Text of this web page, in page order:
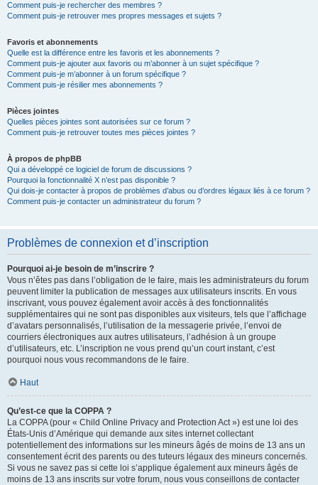
Comment puis-je rechercher des membres ?
Comment puis-je retrouver mes propres messages et sujets ?
Favoris et abonnements
Quelle est la différence entre les favoris et les abonnements ?
Comment puis-je ajouter aux favoris ou m’abonner à un sujet spécifique ?
Comment puis-je m’abonner à un forum spécifique ?
Comment puis-je résilier mes abonnements ?
Pièces jointes
Quelles pièces jointes sont autorisées sur ce forum ?
Comment puis-je retrouver toutes mes pièces jointes ?
À propos de phpBB
Qui a développé ce logiciel de forum de discussions ?
Pourquoi la fonctionnalité X n’est pas disponible ?
Qui dois-je contacter à propos de problèmes d’abus ou d’ordres légaux liés à ce forum ?
Comment puis-je contacter un administrateur du forum ?
Problèmes de connexion et d’inscription
Pourquoi ai-je besoin de m’inscrire ?
Vous n’êtes pas dans l’obligation de le faire, mais les administrateurs du forum
peuvent limiter la publication de messages aux utilisateurs inscrits. En vous
inscrivant, vous pouvez également avoir accès à des fonctionnalités
supplémentaires qui ne sont pas disponibles aux visiteurs, tels que l’affichage
d’avatars personnalisés, l’utilisation de la messagerie privée, l’envoi de
courriers électroniques aux autres utilisateurs, l’adhésion à un groupe
d’utilisateurs, etc. L’inscription ne vous prend qu’un court instant, c’est
pourquoi nous vous recommandons de le faire.
Haut
Qu’est-ce que la COPPA ?
La COPPA (pour « Child Online Privacy and Protection Act ») est une loi des
États-Unis d’Amérique qui demande aux sites internet collectant
potentiellement des informations sur les mineurs âgés de moins de 13 ans un
consentement écrit des parents ou des tuteurs légaux des mineurs concernés.
Si vous ne savez pas si cette loi s’applique également aux mineurs âgés de
moins de 13 ans inscrits sur votre forum, nous vous conseillons de contacter